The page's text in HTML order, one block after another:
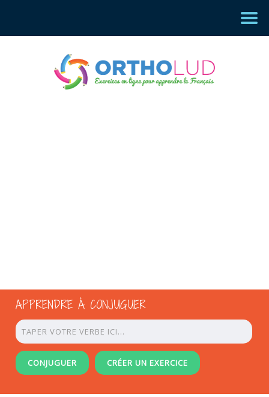
APPRENDRE À CONJUGUER
CONJUGUER CRÉER UN EXERCICE